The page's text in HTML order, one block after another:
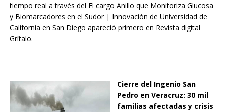
tiempo real a través del El cargo Anillo que Monitoriza Glucosa
y Biomarcadores en el Sudor | Innovación de Universidad de
California en San Diego apareció primero en Revista digital
Grítalo.
Cierre del Ingenio San
Pedro en Veracruz: 30 mil
familias afectadas y crisis